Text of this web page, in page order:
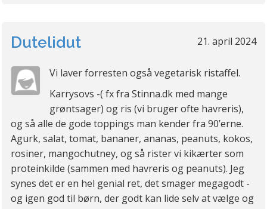
21. april 2024
Dutelidut
Vi laver forresten også vegetarisk ristaffel.
Karrysovs -( fx fra Stinna.dk med mange
grøntsager) og ris (vi bruger ofte havreris),
og så alle de gode toppings man kender fra 90’erne.
Agurk, salat, tomat, bananer, ananas, peanuts, kokos,
rosiner, mangochutney, og så rister vi kikærter som
proteinkilde (sammen med havreris og peanuts). Jeg
synes det er en hel genial ret, det smager megagodt -
og igen god til børn, der godt kan lide selv at vælge og